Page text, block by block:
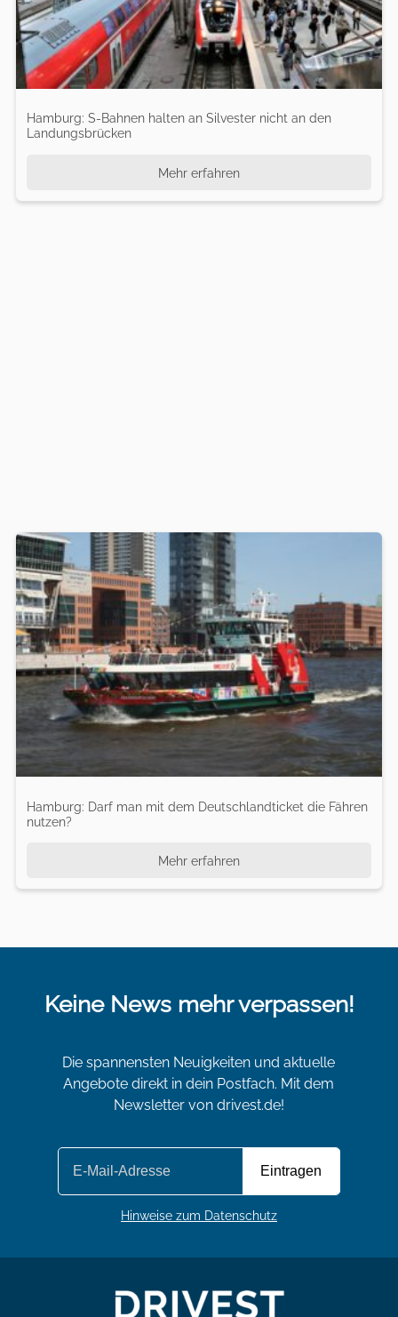
Hamburg: S-Bahnen halten an Silvester nicht an den
Landungsbrücken
Mehr erfahren
Hamburg: Darf man mit dem Deutschlandticket die Fähren
nutzen?
Mehr erfahren
Keine News mehr verpassen!
Die spannensten Neuigkeiten und aktuelle
Angebote direkt in dein Postfach. Mit dem
Newsletter von drivest.de!
Hinweise zum Datenschutz